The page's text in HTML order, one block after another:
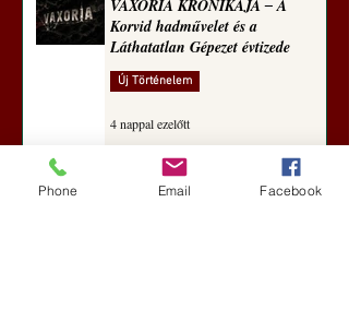
VAXÓRIA KRÓNIKÁJA ‒ A
Korvid hadművelet és a
Láthatatlan Gépezet évtizede
Új Történelem
4 nappal ezelőtt
Darai Lajos: Naplóbölcsességeim
Phone Email Facebook